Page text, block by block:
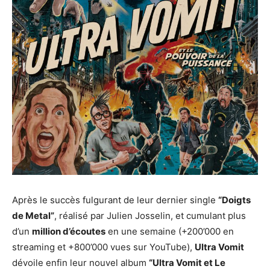
Après le succès fulgurant de leur dernier single “Doigts
de Metal”, réalisé par Julien Josselin, et cumulant plus
d’un million d’écoutes en une semaine (+200’000 en
streaming et +800’000 vues sur YouTube), Ultra Vomit
dévoile enfin leur nouvel album “Ultra Vomit et Le